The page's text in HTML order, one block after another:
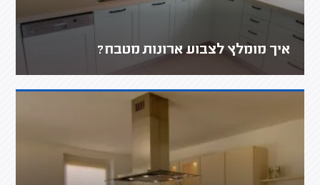
איך מומלץ לצבוע ארונות מטבח?